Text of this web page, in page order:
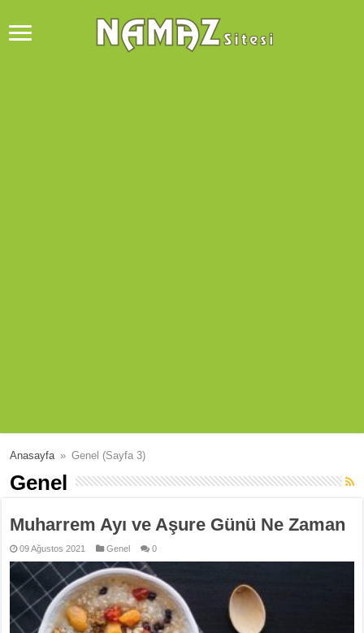
Anasayfa » Genel (Sayfa 3)
Genel
Muharrem Ayı ve Aşure Günü Ne Zaman
09 Ağustos 2021 Genel 0